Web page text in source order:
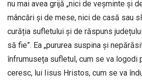
nu mai avea grijă „nici de veșminte și
mâncări și de mese, nici de casă sau
curăția sufletului și de răspuns
să fie”. Ea „pururea suspina și
înfrumuseța sufletul, cum se va logodi
ceresc, lui Iisus Hristos, cum se va